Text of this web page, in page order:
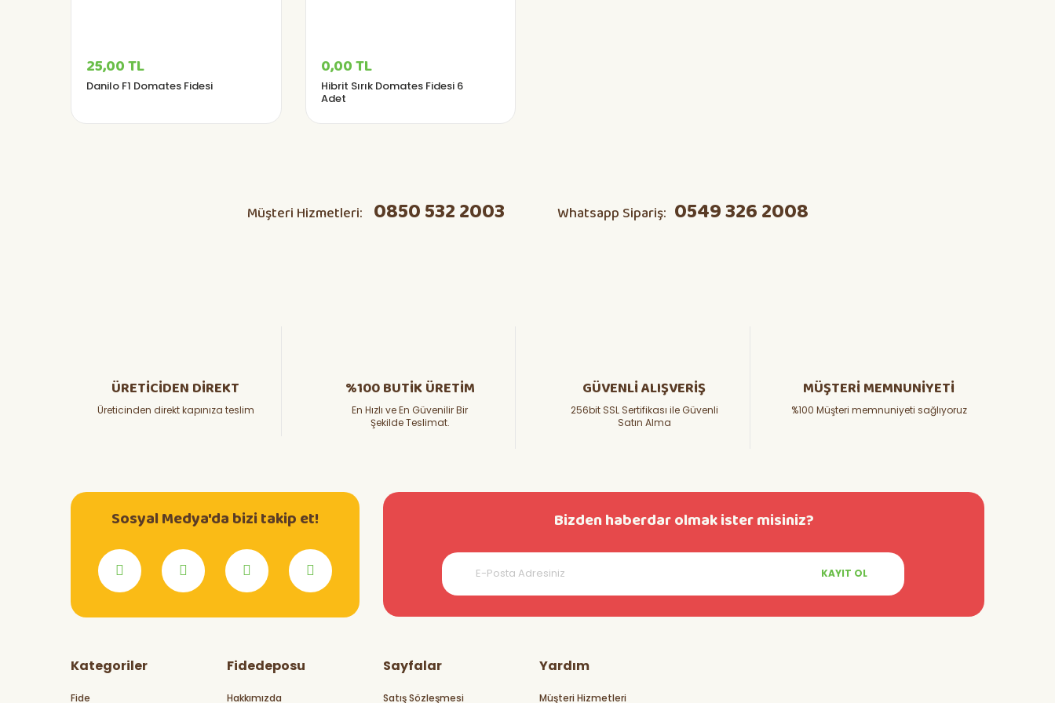
25,00 TL
Danilo F1 Domates Fidesi
0,00 TL
Hibrit Sırık Domates Fidesi 6
Adet
Müşteri Hizmetleri: 0850 532 2003 Whatsapp Sipariş: 0549 326 2008
ÜRETİCİDEN DİREKT
Üreticinden direkt kapınıza teslim
%100 BUTİK ÜRETİM
En Hızlı ve En Güvenilir Bir
Şekilde Teslimat.
GÜVENLİ ALIŞVERİŞ
256bit SSL Sertifikası ile Güvenli
Satın Alma
MÜŞTERİ MEMNUNİYETİ
%100 Müşteri memnuniyeti sağlıyoruz
Sosyal Medya'da bizi takip et! Bizden haberdar olmak ister misiniz?
KAYIT OL
Kategoriler
Fide
Fidedeposu
Hakkımızda
Sayfalar
Satış Sözleşmesi
Yardım
Müşteri Hizmetleri